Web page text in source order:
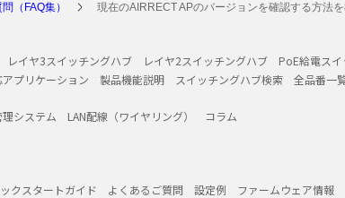
（FAQ集） 現在のAIRRECT APのバージョンを確認する方法
レイヤ3スイッチングハブ レイヤ2スイッチングハブ
PoE給電ス
プリケーション 製品機能説明 スイッチングハブ検索 全品番一
理システム LAN配線（ワイヤリング） コラム
クスタートガイド よくあるご質問 設定例
ファームウェア情報